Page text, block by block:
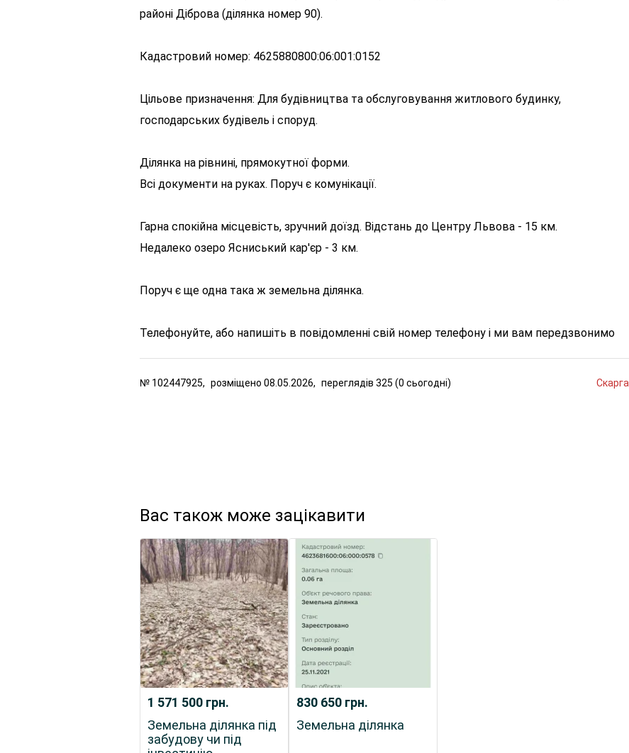
районі Діброва (ділянка номер 90).
Кадастровий номер: 4625880800:06:001:0152
Цільове призначення: Для будівництва та обслуговування житлового будинку,
господарських будівель і споруд.
Ділянка на рівнині, прямокутної форми.
Всі документи на руках. Поруч є комунікації.
Гарна спокійна місцевість, зручний доїзд. Відстань до Центру Львова - 15 км.
Недалеко озеро Ясниський кар'єр - 3 км.
Поруч є ще одна така ж земельна ділянка.
Телефонуйте, або напишіть в повідомленні свій номер телефону і ми вам передзвонимо
№ 102447925, розміщено 08.05.2026, переглядів 325 (0 сьогодні) Скарга
Вас також може зацікавити
1 571 500 грн.
Земельна ділянка під
забудову чи під
830 650 грн.
Земельна ділянка